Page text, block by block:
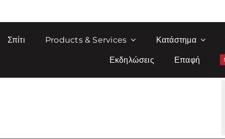
Σπίτι Products & Services Κατάστημα
Εκδηλώσεις Επαφή